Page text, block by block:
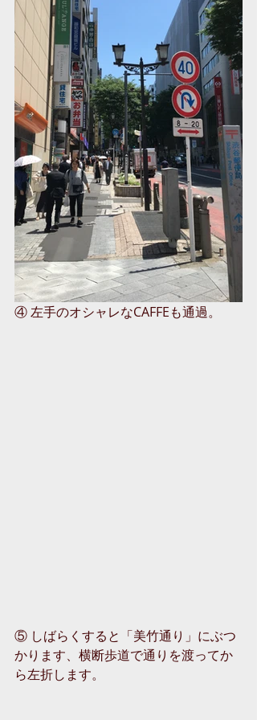
④ 左手のオシャレなCAFFEも通過。
⑤ しばらくすると「美竹通り」にぶつ
かります、横断歩道で通りを渡ってか
ら左折します。